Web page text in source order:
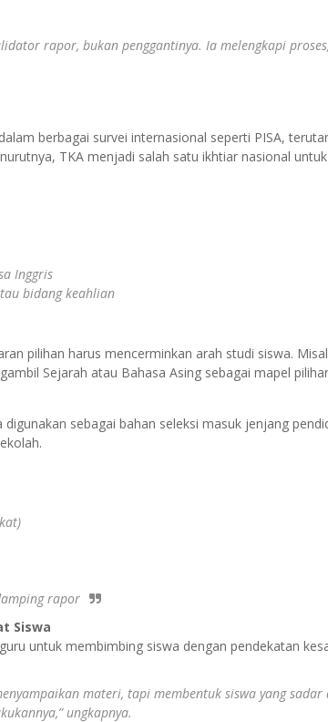
rapor, bukan penggantinya. Ia melengkapi proses,
berbagai survei internasional seperti PISA,
TKA menjadi salah satu ikhtiar nasional untuk
Inggris
bidang keahlian
pilihan harus mencerminkan arah studi siswa.
Sejarah atau Bahasa Asing sebagai mapel
sebagai bahan seleksi masuk jenjang
rapor
Siswa
untuk membimbing siswa dengan pendekatan
materi, tapi membentuk siswa yang sadar
ungkapnya.